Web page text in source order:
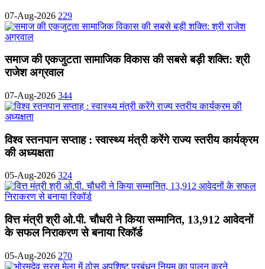
07-Aug-2026 229
समाज की एकजुटता सामाजिक विकास की सबसे बड़ी शक्ति: श्री
राजेश अग्रवाल
07-Aug-2026 344
विश्व स्तनपान सप्ताह : स्वास्थ्य मंत्री करेंगे राज्य स्तरीय कार्यक्रम
की अध्यक्षता
05-Aug-2026 324
वित्त मंत्री श्री ओ.पी. चौधरी ने किया सम्मानित, 13,912 आवेदनों
के सफल निराकरण से बनाया रिकॉर्ड
05-Aug-2026 270